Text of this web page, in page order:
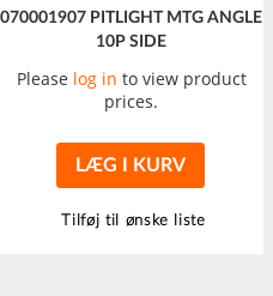
070001907 PITLIGHT MTG ANGLE
10P SIDE
Please log in to view product
prices.
LÆG I KURV
Tilføj til ønske liste